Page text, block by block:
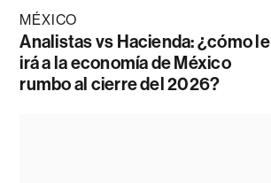
MÉXICO
Analistas vs Hacienda: ¿cómo le
irá a la economía de México
rumbo al cierre del 2026?